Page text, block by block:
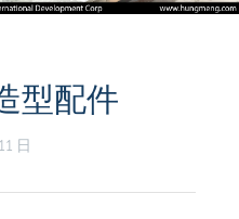
型配件
日